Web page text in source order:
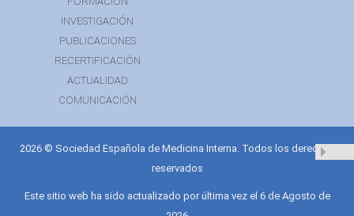
INVESTIGACIÓN
PUBLICACIONES
RECERTIFICACIÓN
ACTUALIDAD
COMUNICACIÓN
2026 © Sociedad Española de Medicina Interna. Todos los derechos
reservados
Este sitio web ha sido actualizado por última vez el 6 de Agosto de